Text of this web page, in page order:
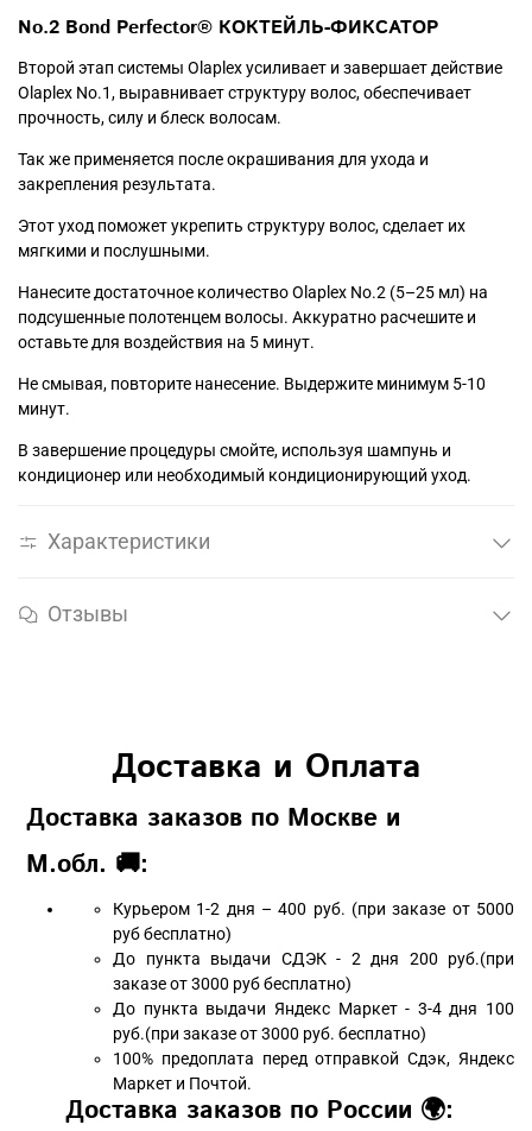
No.2 Bond Perfector® КОКТЕЙЛЬ-ФИКСАТОР
Второй этап системы Olaplex усиливает и завершает действие
Olaplex No.1, выравнивает структуру волос, обеспечивает
прочность, силу и блеск волосам.
Так же применяется после окрашивания для ухода и
закрепления результата.
Этот уход поможет укрепить структуру волос, сделает их
мягкими и послушными.
Нанесите достаточное количество Olaplex No.2 (5–25 мл) на
подсушенные полотенцем волосы. Аккуратно расчешите и
оставьте для воздействия на 5 минут.
Не смывая, повторите нанесение. Выдержите минимум 5-10
минут.
В завершение процедуры смойте, используя шампунь и
кондиционер или необходимый кондиционирующий уход.
Характеристики
Отзывы
Доставка и Оплата
Доставка заказов по Москве и
М.обл. 🚚:
Курьером 1-2 дня – 400 руб. (при заказе от 5000
руб бесплатно)
До пункта выдачи СДЭК - 2 дня 200 руб.(при
заказе от 3000 руб бесплатно)
До пункта выдачи Яндекс Маркет - 3-4 дня 100
руб.(при заказе от 3000 руб. бесплатно)
100% предоплата перед отправкой Сдэк, Яндекс
Маркет и Почтой.
Доставка заказов по России 🌍: